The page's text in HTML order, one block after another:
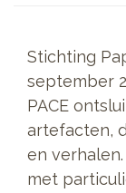
Stichting
september
PACE
artefacten,
en
met